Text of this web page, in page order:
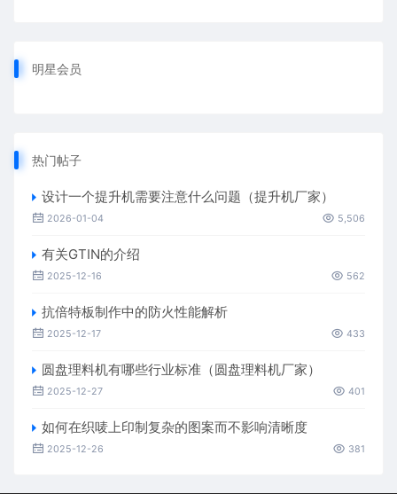
明星会员
热门帖子
设计一个提升机需要注意什么问题（提升机厂家）
2026-01-04 5,506
有关GTIN的介绍
2025-12-16 562
抗倍特板制作中的防火性能解析
2025-12-17 433
圆盘理料机有哪些行业标准（圆盘理料机厂家）
2025-12-27 401
如何在织唛上印制复杂的图案而不影响清晰度
2025-12-26 381